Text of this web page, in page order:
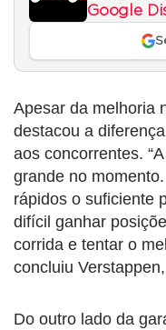
Google
Apesar da melhoria
destacou a
aos concorrentes.
grande no
rápidos o suficiente
difícil ganhar
corrida e tentar o
concluiu
Do outro lado da